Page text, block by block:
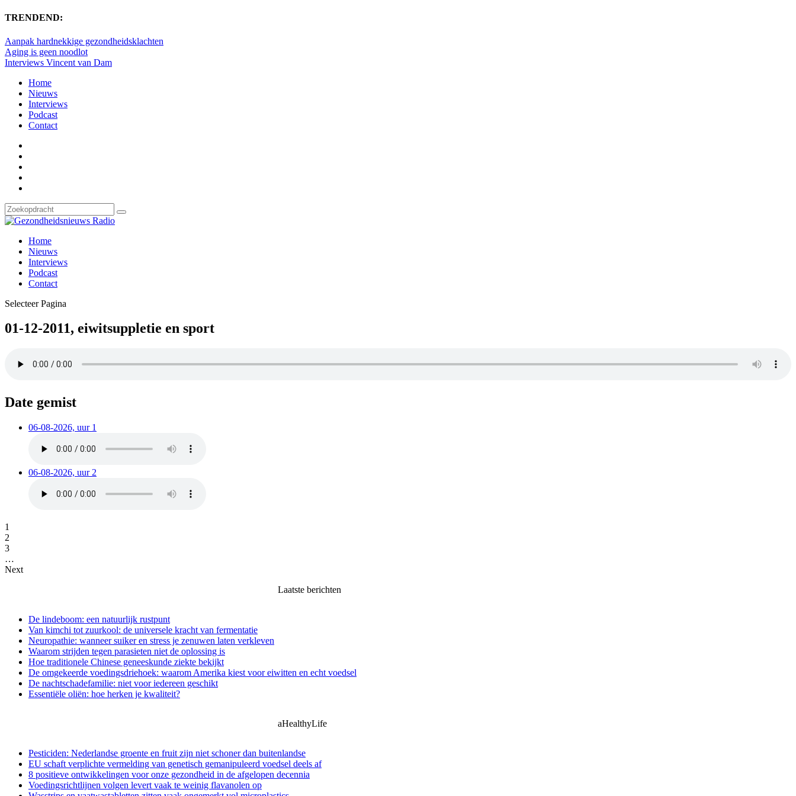
TRENDEND:
Aanpak hardnekkige gezondheidsklachten
Aging is geen noodlot
Interviews Vincent van Dam
Home
Nieuws
Interviews
Podcast
Contact
Home
Nieuws
Interviews
Podcast
Contact
Selecteer Pagina
01-12-2011, eiwitsuppletie en sport
Date gemist
06-08-2026, uur 1
06-08-2026, uur 2
1
2
3
…
Next
Laatste berichten
De lindeboom: een natuurlijk rustpunt
Van kimchi tot zuurkool: de universele kracht van fermentatie
Neuropathie: wanneer suiker en stress je zenuwen laten verkleven
Waarom strijden tegen parasieten niet de oplossing is
Hoe traditionele Chinese geneeskunde ziekte bekijkt
De omgekeerde voedingsdriehoek: waarom Amerika kiest voor eiwitten en echt voedsel
De nachtschadefamilie: niet voor iedereen geschikt
Essentiële oliën: hoe herken je kwaliteit?
aHealthyLife
Pesticiden: Nederlandse groente en fruit zijn niet schoner dan buitenlandse
EU schaft verplichte vermelding van genetisch gemanipuleerd voedsel deels af
8 positieve ontwikkelingen voor onze gezondheid in de afgelopen decennia
Voedingsrichtlijnen volgen levert vaak te weinig flavanolen op